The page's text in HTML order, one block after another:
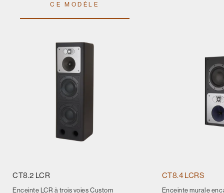
CE MODÈLE
CT8.2 LCR
Enceinte LCR à trois voies Custom
CT8.4 LCRS
Enceinte murale